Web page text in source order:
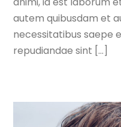
autem quibusdam et
necessitatibus saepe
repudiandae sint […]